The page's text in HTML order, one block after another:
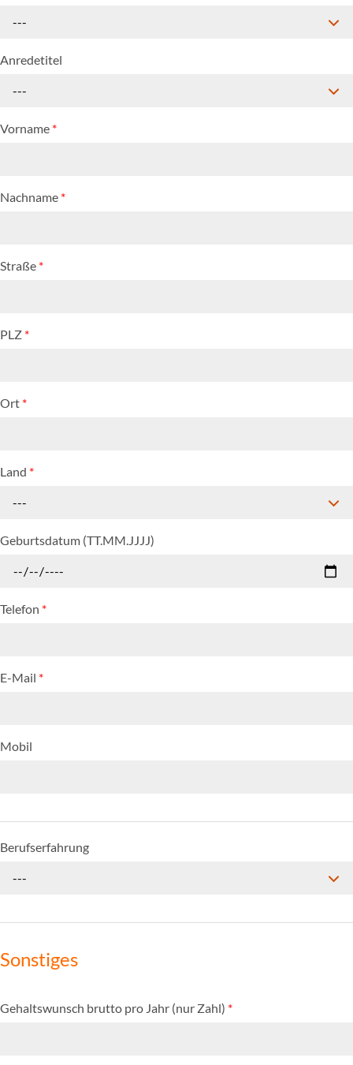
---
Anredetitel
---
Vorname *
Nachname *
Straße *
PLZ *
Ort *
Land *
---
Geburtsdatum (TT.MM.JJJJ)
Telefon *
E-Mail *
Mobil
Berufserfahrung
---
Sonstiges
Gehaltswunsch brutto pro Jahr (nur Zahl) *